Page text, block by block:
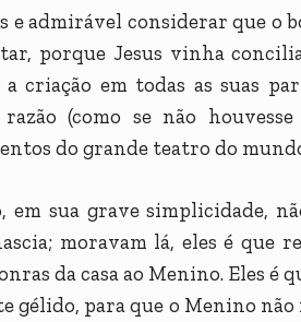
e admirável considerar que o
porque Jesus vinha
criação em todas as suas
(como se não
do grande teatro do
em sua grave simplicidade,
moravam lá, eles é que
da casa ao Menino. Eles é
gélido, para que o Menino não